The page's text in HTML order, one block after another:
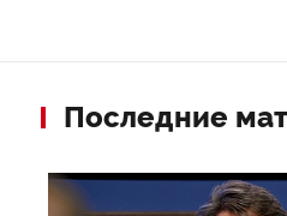
Последние